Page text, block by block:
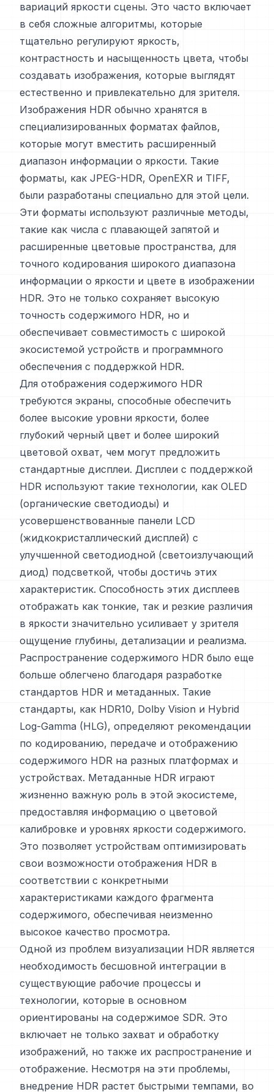
вариаций яркости сцены. Это часто включает
в себя сложные алгоритмы, которые
тщательно регулируют яркость,
контрастность и насыщенность цвета, чтобы
создавать изображения, которые выглядят
естественно и привлекательно для зрителя.
Изображения HDR обычно хранятся в
специализированных форматах файлов,
которые могут вместить расширенный
диапазон информации о яркости. Такие
форматы, как JPEG-HDR, OpenEXR и TIFF,
были разработаны специально для этой цели.
Эти форматы используют различные методы,
такие как числа с плавающей запятой и
расширенные цветовые пространства, для
точного кодирования широкого диапазона
информации о яркости и цвете в изображении
HDR. Это не только сохраняет высокую
точность содержимого HDR, но и
обеспечивает совместимость с широкой
экосистемой устройств и программного
обеспечения с поддержкой HDR.
Для отображения содержимого HDR
требуются экраны, способные обеспечить
более высокие уровни яркости, более
глубокий черный цвет и более широкий
цветовой охват, чем могут предложить
стандартные дисплеи. Дисплеи с поддержкой
HDR используют такие технологии, как OLED
(органические светодиоды) и
усовершенствованные панели LCD
(жидкокристаллический дисплей) с
улучшенной светодиодной (светоизлучающий
диод) подсветкой, чтобы достичь этих
характеристик. Способность этих дисплеев
отображать как тонкие, так и резкие различия
в яркости значительно усиливает у зрителя
ощущение глубины, детализации и реализма.
Распространение содержимого HDR было еще
больше облегчено благодаря разработке
стандартов HDR и метаданных. Такие
стандарты, как HDR10, Dolby Vision и Hybrid
Log-Gamma (HLG), определяют рекомендации
по кодированию, передаче и отображению
содержимого HDR на разных платформах и
устройствах. Метаданные HDR играют
жизненно важную роль в этой экосистеме,
предоставляя информацию о цветовой
калибровке и уровнях яркости содержимого.
Это позволяет устройствам оптимизировать
свои возможности отображения HDR в
соответствии с конкретными
характеристиками каждого фрагмента
содержимого, обеспечивая неизменно
высокое качество просмотра.
Одной из проблем визуализации HDR является
необходимость бесшовной интеграции в
существующие рабочие процессы и
технологии, которые в основном
ориентированы на содержимое SDR. Это
включает не только захват и обработку
изображений, но также их распространение и
отображение. Несмотря на эти проблемы,
внедрение HDR растет быстрыми темпами, во